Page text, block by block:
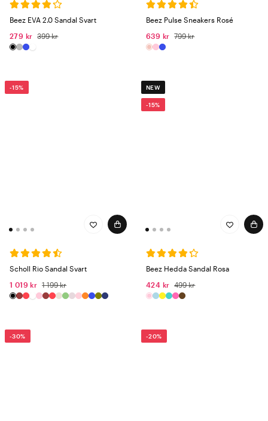
Beez EVA 2.0 Sandal Svart
279 kr
399 kr
Beez Pulse Sneakers Rosé
639 kr
799 kr
-15%
Scholl Rio Sandal Svart
1 019 kr 1 199 kr
NEW
-15%
Beez Hedda Sandal Rosa
424 kr
499 kr
-30% -20%